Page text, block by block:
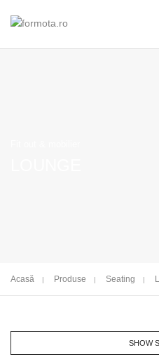
Acasă Produse Seating
SHOW